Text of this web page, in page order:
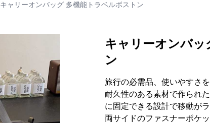
キャリーオンバッグ 多機能トラベルボストン
キャリーオンバッ
ン
旅行の必需品、使いやすさ
耐久性のある素材で作られ
に固定できる設計で移動がラ
両サイドのファスナーポケ